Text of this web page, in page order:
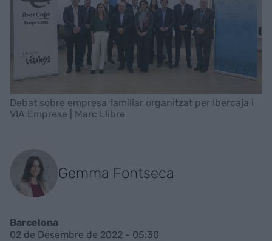
Debat sobre empresa familiar organitzat per Ibercaja i
VIA Empresa | Marc Llibre
Gemma Fontseca
Barcelona
02 de Desembre de 2022 - 05:30